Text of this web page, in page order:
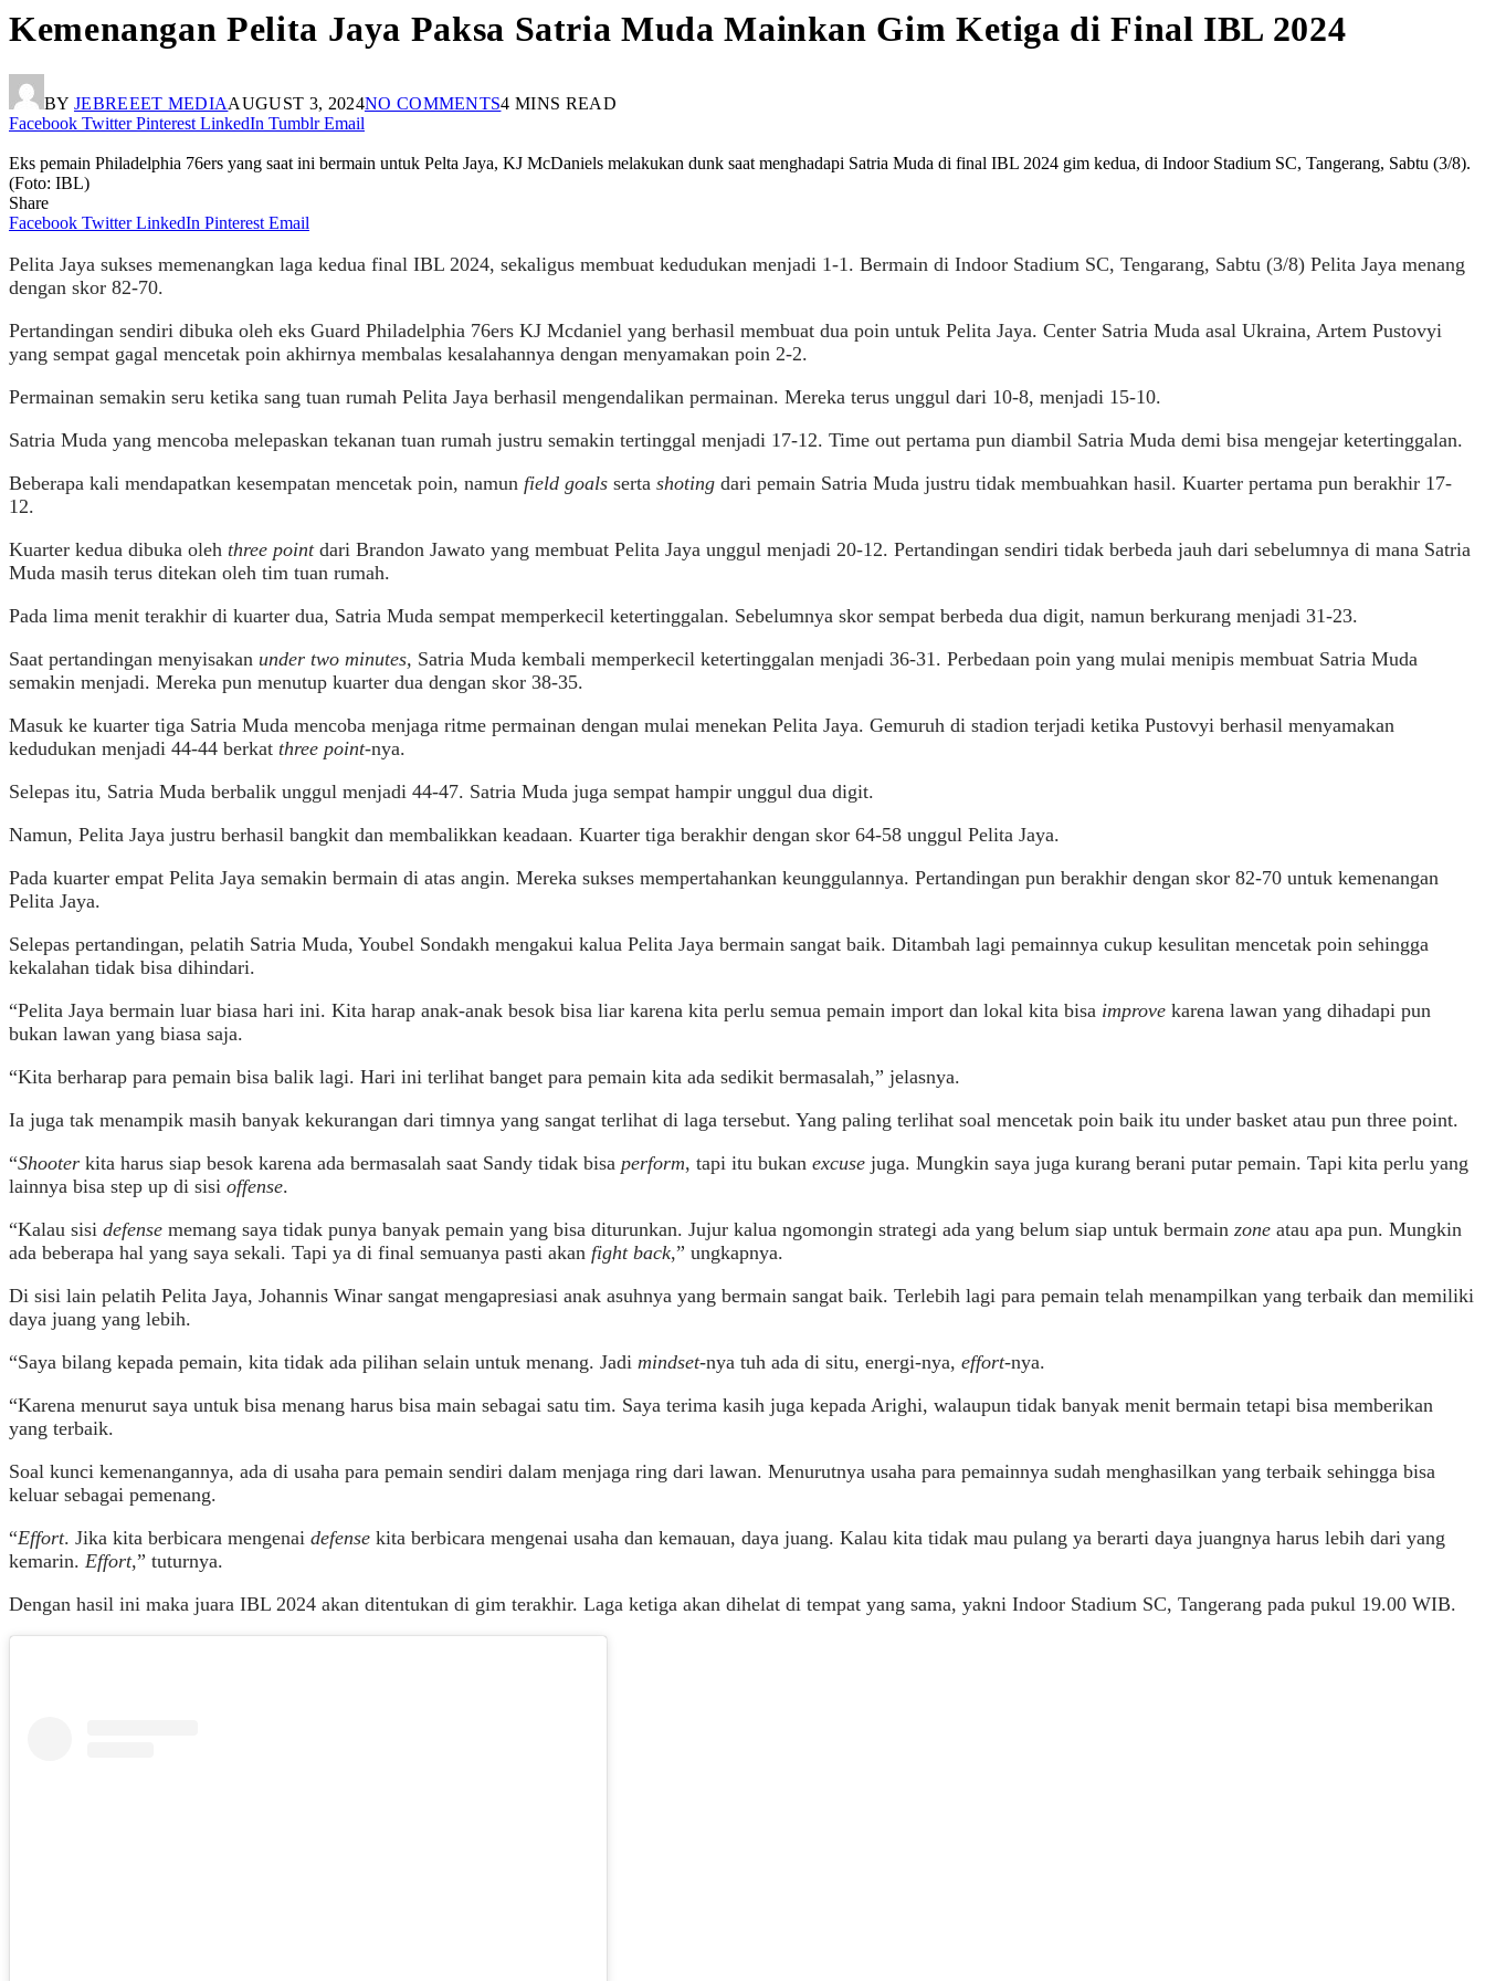
Kemenangan Pelita Jaya Paksa Satria Muda Mainkan Gim Ketiga di Final IBL 2024
BY JEBREEET MEDIAAUGUST 3, 2024NO COMMENTS4 MINS READ
Facebook Twitter Pinterest LinkedIn Tumblr Email
Eks pemain Philadelphia 76ers yang saat ini bermain untuk Pelta Jaya, KJ McDaniels melakukan dunk saat menghadapi Satria Muda di final IBL 2024 gim kedua, di Indoor Stadium SC, Tangerang, Sabtu (3/8).
(Foto: IBL)
Share
Facebook Twitter LinkedIn Pinterest Email
Pelita Jaya sukses memenangkan laga kedua final IBL 2024, sekaligus membuat kedudukan menjadi 1-1. Bermain di Indoor Stadium SC, Tengarang, Sabtu (3/8) Pelita Jaya menang
dengan skor 82-70.
Pertandingan sendiri dibuka oleh eks Guard Philadelphia 76ers KJ Mcdaniel yang berhasil membuat dua poin untuk Pelita Jaya. Center Satria Muda asal Ukraina, Artem Pustovyi
yang sempat gagal mencetak poin akhirnya membalas kesalahannya dengan menyamakan poin 2-2.
Permainan semakin seru ketika sang tuan rumah Pelita Jaya berhasil mengendalikan permainan. Mereka terus unggul dari 10-8, menjadi 15-10.
Satria Muda yang mencoba melepaskan tekanan tuan rumah justru semakin tertinggal menjadi 17-12. Time out pertama pun diambil Satria Muda demi bisa mengejar ketertinggalan.
Beberapa kali mendapatkan kesempatan mencetak poin, namun field goals serta shoting dari pemain Satria Muda justru tidak membuahkan hasil. Kuarter pertama pun berakhir 17-
12.
Kuarter kedua dibuka oleh three pointdari Brandon Jawato yang membuat Pelita Jaya unggul menjadi 20-12. Pertandingan sendiri tidak berbeda jauh dari sebelumnya di mana Satria
Muda masih terus ditekan oleh tim tuan rumah.
Pada lima menit terakhir di kuarter dua, Satria Muda sempat memperkecil ketertinggalan. Sebelumnya skor sempat berbeda dua digit, namun berkurang menjadi 31-23.
Saat pertandingan menyisakan under two minutes, Satria Muda kembali memperkecil ketertinggalan menjadi 36-31. Perbedaan poin yang mulai menipis membuat Satria Muda
semakin menjadi. Mereka pun menutup kuarter dua dengan skor 38-35.
Masuk ke kuarter tiga Satria Muda mencoba menjaga ritme permainan dengan mulai menekan Pelita Jaya. Gemuruh di stadion terjadi ketika Pustovyi berhasil menyamakan
kedudukan menjadi 44-44 berkat three point-nya.
Selepas itu, Satria Muda berbalik unggul menjadi 44-47. Satria Muda juga sempat hampir unggul dua digit.
Namun, Pelita Jaya justru berhasil bangkit dan membalikkan keadaan. Kuarter tiga berakhir dengan skor 64-58 unggul Pelita Jaya.
Pada kuarter empat Pelita Jaya semakin bermain di atas angin. Mereka sukses mempertahankan keunggulannya. Pertandingan pun berakhir dengan skor 82-70 untuk kemenangan
Pelita Jaya.
Selepas pertandingan, pelatih Satria Muda, Youbel Sondakh mengakui kalua Pelita Jaya bermain sangat baik. Ditambah lagi pemainnya cukup kesulitan mencetak poin sehingga
kekalahan tidak bisa dihindari.
“Pelita Jaya bermain luar biasa hari ini. Kita harap anak-anak besok bisa liar karena kita perlu semua pemain import dan lokal kita bisa improve karena lawan yang dihadapi pun
bukan lawan yang biasa saja.
“Kita berharap para pemain bisa balik lagi. Hari ini terlihat banget para pemain kita ada sedikit bermasalah,” jelasnya.
Ia juga tak menampik masih banyak kekurangan dari timnya yang sangat terlihat di laga tersebut. Yang paling terlihat soal mencetak poin baik itu under basket atau pun three point.
“Shooter kita harus siap besok karena ada bermasalah saat Sandy tidak bisa perform, tapi itu bukan excuse juga. Mungkin saya juga kurang berani putar pemain. Tapi kita perlu yang
lainnya bisa step up di sisi offense.
“Kalau sisi defense memang saya tidak punya banyak pemain yang bisa diturunkan. Jujur kalua ngomongin strategi ada yang belum siap untuk bermain zone atau apa pun. Mungkin
ada beberapa hal yang saya sekali. Tapi ya di final semuanya pasti akan fight back,” ungkapnya.
Di sisi lain pelatih Pelita Jaya, Johannis Winar sangat mengapresiasi anak asuhnya yang bermain sangat baik. Terlebih lagi para pemain telah menampilkan yang terbaik dan memiliki
daya juang yang lebih.
“Saya bilang kepada pemain, kita tidak ada pilihan selain untuk menang. Jadi mindset-nya tuh ada di situ, energi-nya, effort-nya.
“Karena menurut saya untuk bisa menang harus bisa main sebagai satu tim. Saya terima kasih juga kepada Arighi, walaupun tidak banyak menit bermain tetapi bisa memberikan
yang terbaik.
Soal kunci kemenangannya, ada di usaha para pemain sendiri dalam menjaga ring dari lawan. Menurutnya usaha para pemainnya sudah menghasilkan yang terbaik sehingga bisa
keluar sebagai pemenang.
“Effort. Jika kita berbicara mengenai defense kita berbicara mengenai usaha dan kemauan, daya juang. Kalau kita tidak mau pulang ya berarti daya juangnya harus lebih dari yang
kemarin. Effort,” tuturnya.
Dengan hasil ini maka juara IBL 2024 akan ditentukan di gim terakhir. Laga ketiga akan dihelat di tempat yang sama, yakni Indoor Stadium SC, Tangerang pada pukul 19.00 WIB.